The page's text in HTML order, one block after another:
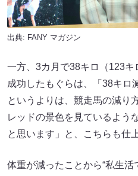
出典: FANY マガジン
一方、3カ月で38キロ（123
成功したもぐらは、「38キロ
というよりは、競走馬の減り
レッドの景色を見ているよう
と思います」と、こちらも仕
体重が減ったことから“私生活